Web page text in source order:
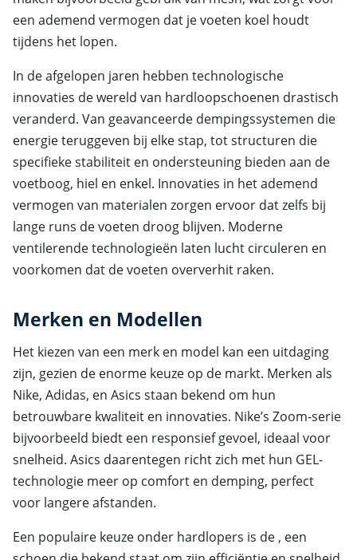
een ademend vermogen dat je voeten koel houdt
tijdens het lopen.
In de afgelopen jaren hebben technologische
innovaties de wereld van hardloopschoenen drastisch
veranderd. Van geavanceerde dempingssystemen die
energie teruggeven bij elke stap, tot structuren die
specifieke stabiliteit en ondersteuning bieden aan de
voetboog, hiel en enkel. Innovaties in het ademend
vermogen van materialen zorgen ervoor dat zelfs bij
lange runs de voeten droog blijven. Moderne
ventilerende technologieën laten lucht circuleren en
voorkomen dat de voeten oververhit raken.
Merken en Modellen
Het kiezen van een merk en model kan een uitdaging
zijn, gezien de enorme keuze op de markt. Merken als
Nike, Adidas, en Asics staan bekend om hun
betrouwbare kwaliteit en innovaties. Nike’s Zoom-serie
bijvoorbeeld biedt een responsief gevoel, ideaal voor
snelheid. Asics daarentegen richt zich met hun GEL-
technologie meer op comfort en demping, perfect
voor langere afstanden.
Een populaire keuze onder hardlopers is de , een